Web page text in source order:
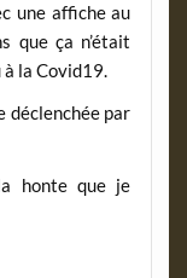
une affiche au
que ça n’était
à la Covid19.
déclenchée par
honte que je